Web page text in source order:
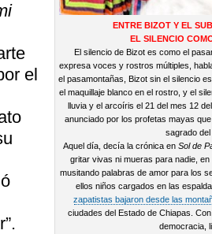
ENTRE BIZOT Y EL
EL SILENCIO
El silencio de Bizot es como el
expresa voces y rostros múltiples,
el pasamontañas, Bizot sin el silencio
el maquillaje blanco en el rostro, y el
lluvia y el arcoíris el 21 del mes 12
anunciado por los profetas mayas
sagrado
Aquel día, decía la crónica en Sol de
gritar vivas ni mueras para nadie,
musitando palabras de amor para los
ellos niños cargados en las
zapatistas bajaron desde las
ciudades del Estado de Chiapas.
democracia,
el